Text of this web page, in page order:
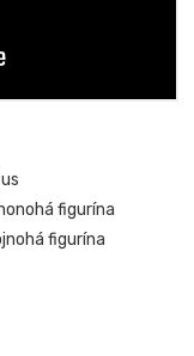
figurína
figurína